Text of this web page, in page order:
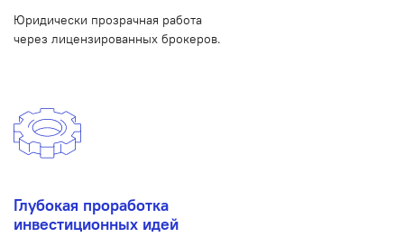
Юридически прозрачная работа
через лицензированных брокеров.
Глубокая проработка
инвестиционных идей